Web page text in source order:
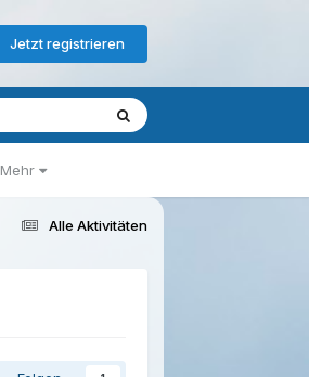
Jetzt registrieren
Mehr
Alle Aktivitäten